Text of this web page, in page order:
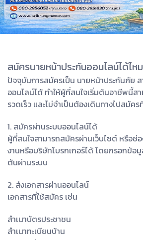
สมัครนายหน้าประกันออนไลน์ได้ไหม
ปัจจุบันการสมัครเป็น นายหน้าประกันภัย ส
ออนไลน์ได้ ทำให้ผู้ที่สนใจเริ่มต้นอาชีพนี้ส
รวดเร็ว และไม่จำเป็นต้องเดินทางไปสมัค
1. สมัครผ่านระบบออนไลน์ได้
ผู้ที่สนใจสามารถสมัครผ่านเว็บไซต์ หรือช่
งานหรือบริษัทโบรกเกอร์ได้ โดยกรอกข้อมู
ต้นผ่านระบบ
2. ส่งเอกสารผ่านออนไลน์
เอกสารที่ใช้สมัคร เช่น
สำเนาบัตรประชาชน
สำเนาทะเบียนบ้าน